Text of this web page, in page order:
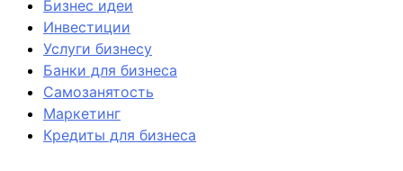
Бизнес идеи
Инвестиции
Услуги бизнесу
Банки для бизнеса
Самозанятость
Маркетинг
Кредиты для бизнеса